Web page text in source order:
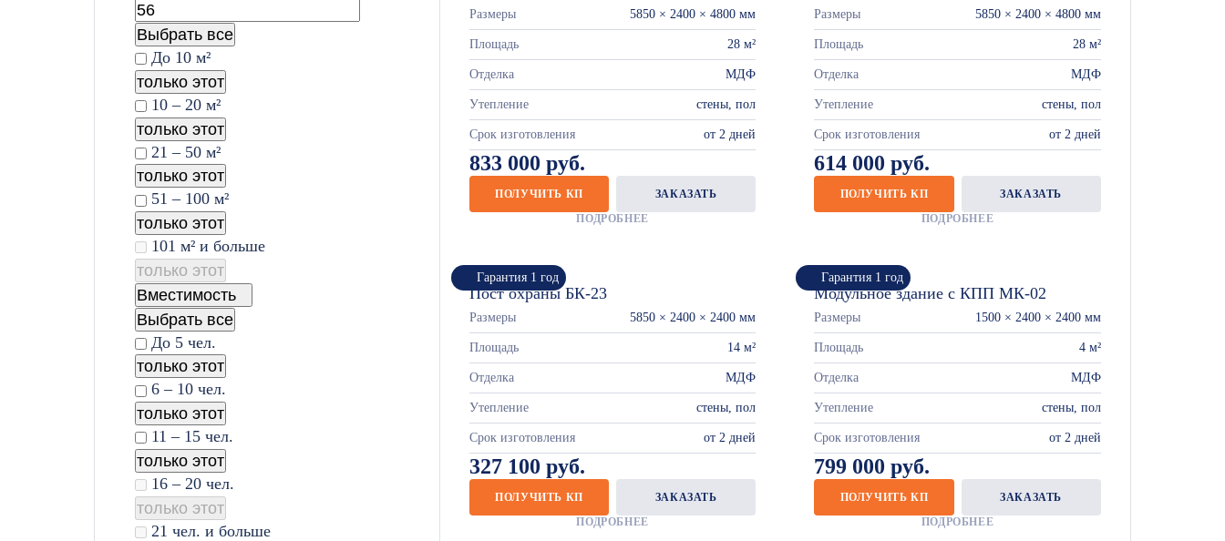
Выбрать все
До 10 м²
только этот
10 – 20 м²
только этот
21 – 50 м²
только этот
51 – 100 м²
только этот
101 м² и больше
только этот
Вместимость
Выбрать все
До 5 чел.
только этот
6 – 10 чел.
только этот
11 – 15 чел.
только этот
16 – 20 чел.
только этот
21 чел. и больше
Размеры 5850 × 2400 × 4800 мм
Площадь 28 м²
Отделка МДФ
Утепление стены, пол
Срок изготовления от 2 дней
833 000 руб.
ПОЛУЧИТЬ КП
ЗАКАЗАТЬ
ПОДРОБНЕЕ
Размеры 5850 × 2400 × 4800 мм
Площадь 28 м²
Отделка МДФ
Утепление стены, пол
Срок изготовления от 2 дней
614 000 руб.
ПОЛУЧИТЬ КП
ЗАКАЗАТЬ
ПОДРОБНЕЕ
Гарантия 1 год
Пост охраны БК-23
Размеры 5850 × 2400 × 2400 мм
Площадь 14 м²
Отделка МДФ
Утепление стены, пол
Срок изготовления от 2 дней
327 100 руб.
ПОЛУЧИТЬ КП
ЗАКАЗАТЬ
ПОДРОБНЕЕ
Гарантия 1 год
Модульное здание с КПП МК-02
Размеры 1500 × 2400 × 2400 мм
Площадь 4 м²
Отделка МДФ
Утепление стены, пол
Срок изготовления от 2 дней
799 000 руб.
ПОЛУЧИТЬ КП
ЗАКАЗАТЬ
ПОДРОБНЕЕ